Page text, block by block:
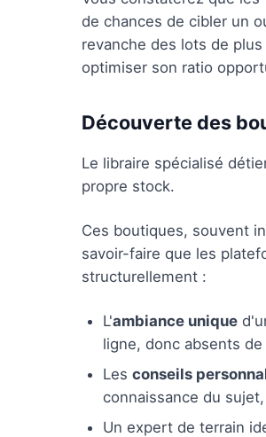
de chances de cibler un
revanche des lots de
optimiser son ratio
Découverte des
Le libraire spécialisé
propre stock.
Ces boutiques, souvent
savoir-faire que les
structurellement :
L'ambiance unique
ligne, donc absents
Les conseils
connaissance du
Un expert de terrain